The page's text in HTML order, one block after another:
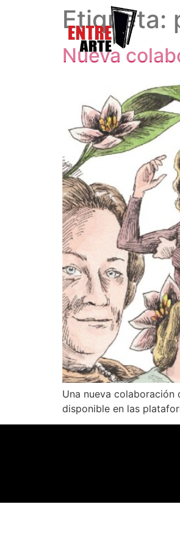
Etiqueta:
Nueva
Una nueva colaboración
disponible en las